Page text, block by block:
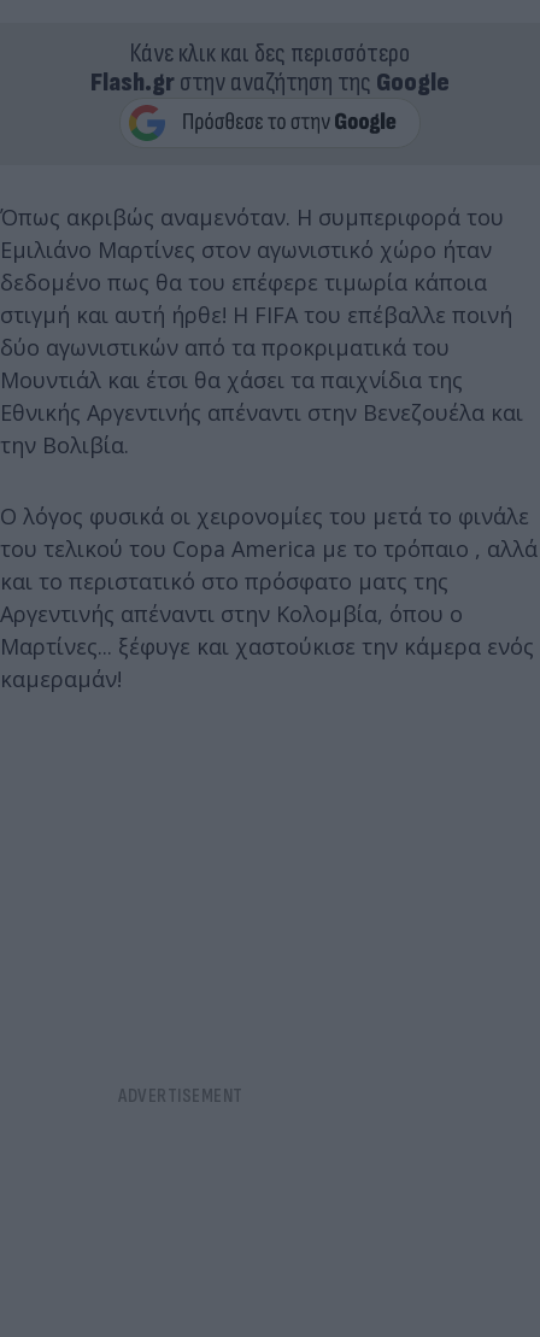
Κάνε κλικ και δες περισσότερο
Flash.grστην αναζήτηση της Google
Όπως ακριβώς αναμενόταν. Η συμπεριφορά του
Εμιλιάνο Μαρτίνες στον αγωνιστικό χώρο ήταν
δεδομένο πως θα του επέφερε τιμωρία κάποια
στιγμή και αυτή ήρθε! Η FIFA του επέβαλλε ποινή
δύο αγωνιστικών από τα προκριματικά του
Μουντιάλ και έτσι θα χάσει τα παιχνίδια της
Εθνικής Αργεντινής απέναντι στην Βενεζουέλα και
την Βολιβία.
Ο λόγος φυσικά οι χειρονομίες του μετά το φινάλε
του τελικού του Copa America με το τρόπαιο , αλλά
και το περιστατικό στο πρόσφατο ματς της
Αργεντινής απέναντι στην Κολομβία, όπου ο
Μαρτίνες... ξέφυγε και χαστούκισε την κάμερα ενός
καμεραμάν!